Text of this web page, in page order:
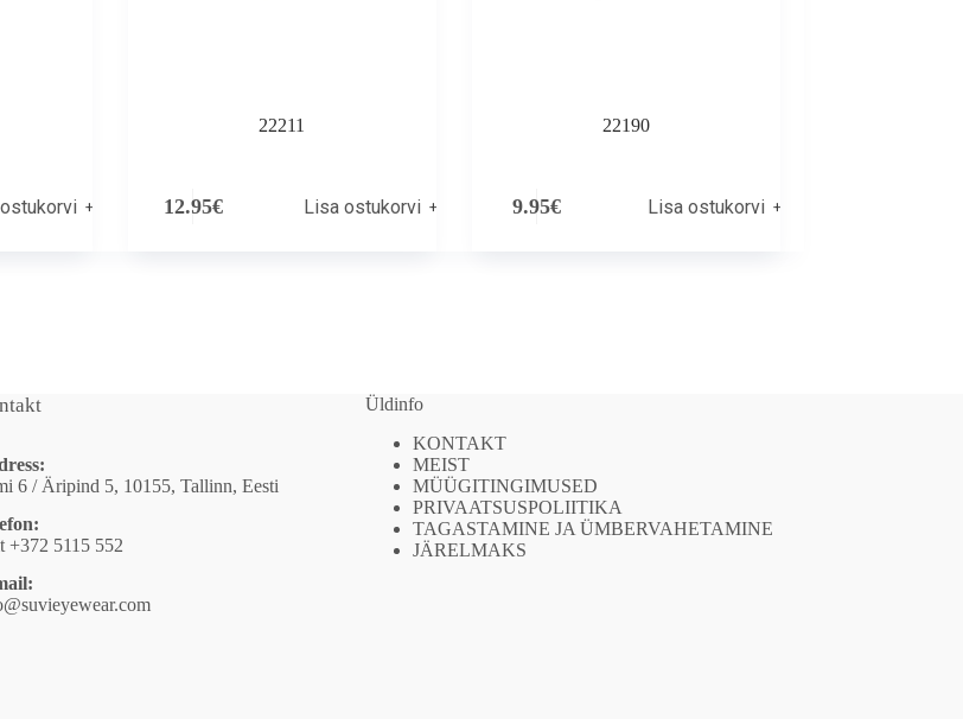
22211
12.95€ Lisa ostukorvi
22190
9.95€ Lisa ostukorvi
6 / Äripind 5, 10155, Tallinn, Eesti
+372 5115 552
Üldinfo
KONTAKT
MEIST
MÜÜGITINGIMUSED
PRIVAATSUSPOLIITIKA
TAGASTAMINE JA ÜMBERVAHETAMINE
JÄRELMAKS